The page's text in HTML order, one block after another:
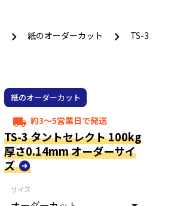
紙のオーダーカット
TS-3
紙のオーダーカット
local_shipping 約3～5営業日で発送
TS-3 タントセレクト 100kg
厚さ0.14mm オーダーサイ
ズ
サイズ